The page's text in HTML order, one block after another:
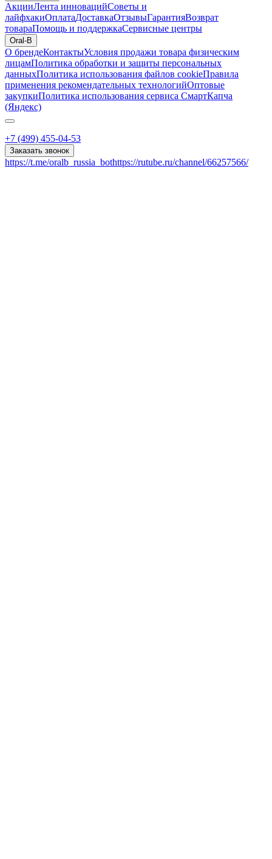
АкцииЛента инновацийСоветы и
лайфхакиОплатаДоставкаОтзывыГарантияВозврат
товараПомощь и поддержкаСервисные центры
Oral-B
О брендеКонтактыУсловия продажи товара физическим
лицамПолитика обработки и защиты персональных
данныхПолитика использования файлов cookieПравила
применения рекомендательных технологийОптовые
закупкиПолитика использования сервиса СмартКапча
(Яндекс)
+7 (499) 455-04-53
Заказать звонок
https://t.me/oralb_russia_bothttps://rutube.ru/channel/66257566/